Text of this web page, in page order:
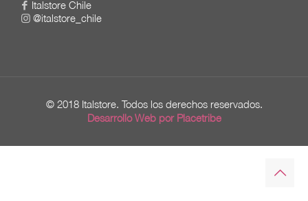
Italstore Chile
@italstore_chile
© 2018 Italstore. Todos los derechos reservados.
Desarrollo Web por Placetribe